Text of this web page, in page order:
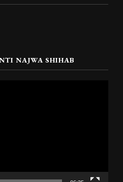
NAJWA SHIHAB